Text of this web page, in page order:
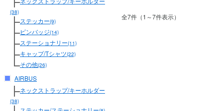
(38)
ステッカー(9)
ピンバッジ(14)
ステーショナリー(11)
キャップ/Tシャツ(22)
その他(26)
AIRBUS
ネックストラップ/キーホルダー
(38)
全7件（1～7件表示）